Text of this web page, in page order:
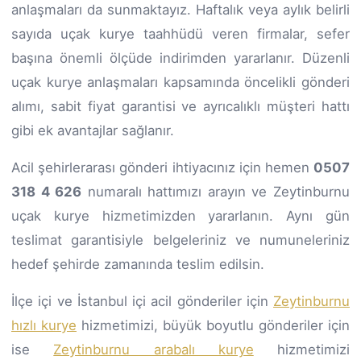
anlaşmaları da sunmaktayız. Haftalık veya aylık belirli
sayıda uçak kurye taahhüdü veren firmalar, sefer
başına önemli ölçüde indirimden yararlanır. Düzenli
uçak kurye anlaşmaları kapsamında öncelikli gönderi
alımı, sabit fiyat garantisi ve ayrıcalıklı müşteri hattı
gibi ek avantajlar sağlanır.
Acil şehirlerarası gönderi ihtiyacınız için hemen 0507
318 4 626 numaralı hattımızı arayın ve Zeytinburnu
uçak kurye hizmetimizden yararlanın. Aynı gün
teslimat garantisiyle belgeleriniz ve numuneleriniz
hedef şehirde zamanında teslim edilsin.
İlçe içi ve İstanbul içi acil gönderiler için Zeytinburnu
hızlı kurye hizmetimizi, büyük boyutlu gönderiler için
ise Zeytinburnu arabalı kurye hizmetimizi